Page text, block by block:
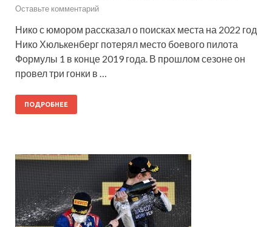
Оставьте комментарий
Нико с юмором рассказал о поисках места на 2022 год
Нико Хюлькенберг потерял место боевого пилота
Формулы 1 в конце 2019 года. В прошлом сезоне он
провел три гонки в …
ПОДРОБНЕЕ